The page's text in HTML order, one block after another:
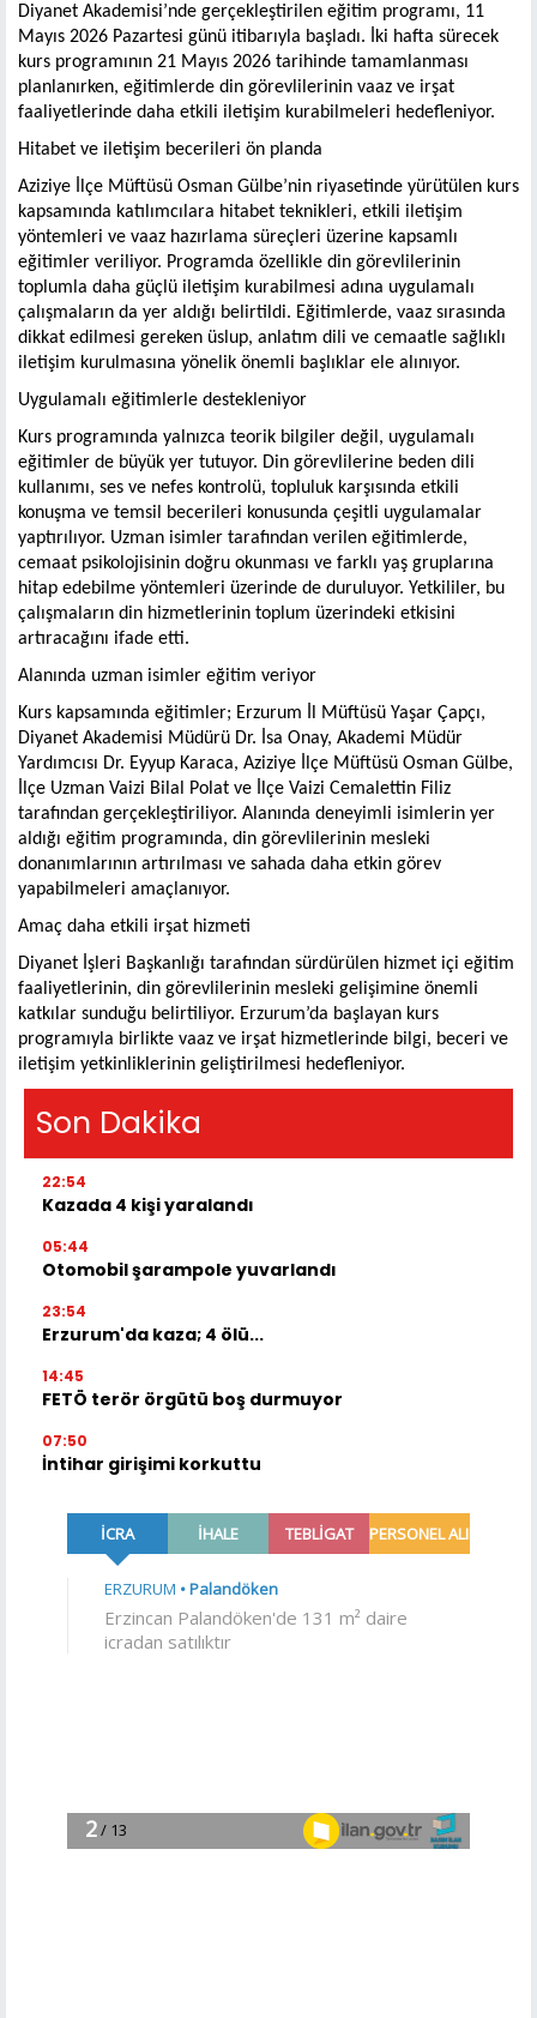
Diyanet Akademisi’nde gerçekleştirilen eğitim programı, 11
Mayıs 2026 Pazartesi günü itibarıyla başladı. İki hafta sürecek
kurs programının 21 Mayıs 2026 tarihinde tamamlanması
planlanırken, eğitimlerde din görevlilerinin vaaz ve irşat
faaliyetlerinde daha etkili iletişim kurabilmeleri hedefleniyor.
Hitabet ve iletişim becerileri ön planda
Aziziye İlçe Müftüsü Osman Gülbe’nin riyasetinde yürütülen kurs
kapsamında katılımcılara hitabet teknikleri, etkili iletişim
yöntemleri ve vaaz hazırlama süreçleri üzerine kapsamlı
eğitimler veriliyor. Programda özellikle din görevlilerinin
toplumla daha güçlü iletişim kurabilmesi adına uygulamalı
çalışmaların da yer aldığı belirtildi. Eğitimlerde, vaaz sırasında
dikkat edilmesi gereken üslup, anlatım dili ve cemaatle sağlıklı
iletişim kurulmasına yönelik önemli başlıklar ele alınıyor.
Uygulamalı eğitimlerle destekleniyor
Kurs programında yalnızca teorik bilgiler değil, uygulamalı
eğitimler de büyük yer tutuyor. Din görevlilerine beden dili
kullanımı, ses ve nefes kontrolü, topluluk karşısında etkili
konuşma ve temsil becerileri konusunda çeşitli uygulamalar
yaptırılıyor. Uzman isimler tarafından verilen eğitimlerde,
cemaat psikolojisinin doğru okunması ve farklı yaş gruplarına
hitap edebilme yöntemleri üzerinde de duruluyor. Yetkililer, bu
çalışmaların din hizmetlerinin toplum üzerindeki etkisini
artıracağını ifade etti.
Alanında uzman isimler eğitim veriyor
Kurs kapsamında eğitimler; Erzurum İl Müftüsü Yaşar Çapçı,
Diyanet Akademisi Müdürü Dr. İsa Onay, Akademi Müdür
Yardımcısı Dr. Eyyup Karaca, Aziziye İlçe Müftüsü Osman Gülbe,
İlçe Uzman Vaizi Bilal Polat ve İlçe Vaizi Cemalettin Filiz
tarafından gerçekleştiriliyor. Alanında deneyimli isimlerin yer
aldığı eğitim programında, din görevlilerinin mesleki
donanımlarının artırılması ve sahada daha etkin görev
yapabilmeleri amaçlanıyor.
Amaç daha etkili irşat hizmeti
Diyanet İşleri Başkanlığı tarafından sürdürülen hizmet içi eğitim
faaliyetlerinin, din görevlilerinin mesleki gelişimine önemli
katkılar sunduğu belirtiliyor. Erzurum’da başlayan kurs
programıyla birlikte vaaz ve irşat hizmetlerinde bilgi, beceri ve
iletişim yetkinliklerinin geliştirilmesi hedefleniyor.
Son Dakika
22:54
Kazada 4 kişi yaralandı
05:44
Otomobil şarampole yuvarlandı
23:54
Erzurum'da kaza; 4 ölü...
14:45
FETÖ terör örgütü boş durmuyor
07:50
İntihar girişimi korkuttu